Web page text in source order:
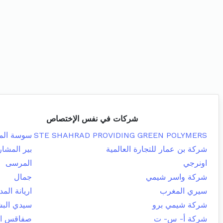
شركات في نفس الإختصاص
STE SHAHRAD PROVIDING GREEN POLYMERS سوسة
شركة بن عمار للتجارة العالمية
بير
اونرجي
المرسى
شركة واسر شيمي
جمال
سيري المغرب
اريانة
شركة شيمي برو
سيدي
شركة أ- س- ت
صفاقس